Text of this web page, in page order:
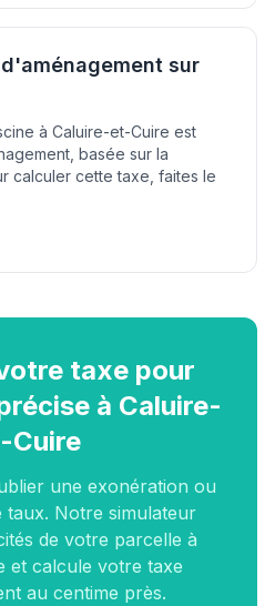
sur
à Caluire-et-Cuire est
basée sur la
calculer cette taxe, faites le
taxe pour
à Caluire-
Cuire
une exonération ou
taux. Notre simulateur
de votre parcelle à
et calcule votre taxe
au centime près.